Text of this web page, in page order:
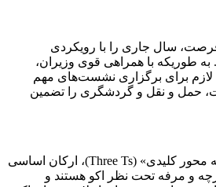
فرصت، سال جاری را با رویکردی
به طوریکه با همراهی قوی وزیران،
لازم برای برگزاری نشست‌های مهم
حمل و نقل و گردشگری را تضمین
اسدخان بیان کرد: این «سه محور کلیدی» (Three Ts)، ارکان اساسی
و مرفه تحت نظر اکو هستند و